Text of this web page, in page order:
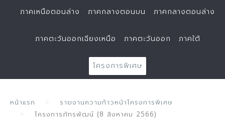
ภาคเหนือตอนล่าง ภาคกลางตอนบน ภาคกลางตอนล่าง
ภาคตะวันออกเฉียงเหนือ ภาคตะวันออก ภาคใต้
โครงการพิเศษ
หน้าแรก
รายงานความก้าวหน้าโครงการพิเศษ
โครงการภัทรพัฒน์ (8 สิงหาคม 2566)